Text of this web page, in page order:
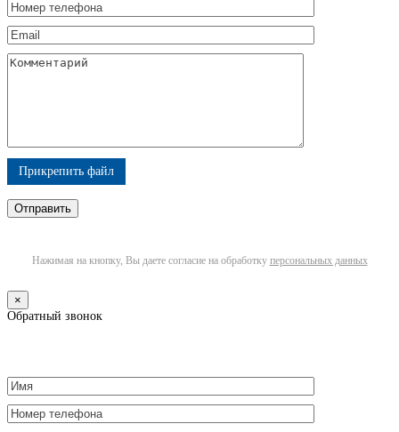
Прикрепить файл
Нажимая на кнопку, Вы даете согласие на обработку персональных данных
×
Обратный звонок